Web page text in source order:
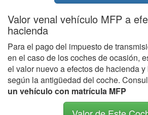
Valor venal vehículo MFP a
hacienda
Para el pago del impuesto de
en el caso de los coches de ocasión,
el valor nuevo a efectos de hacienda
según la antigüedad del coche.
un vehículo con matrícula MFP